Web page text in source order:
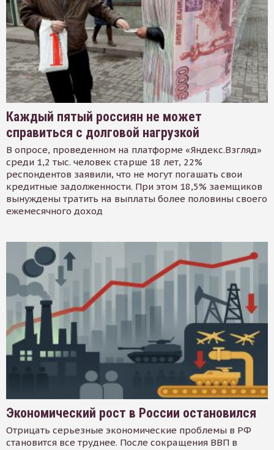
Каждый пятый россиян не может
справиться с долговой нагрузкой
В опросе, проведенном на платформе «Яндекс.Взгляд»
среди 1,2 тыс. человек старше 18 лет, 22%
респондентов заявили, что не могут погашать свои
кредитные задолженности. При этом 18,5% заемщиков
вынуждены тратить на выплаты более половины своего
ежемесячного доход
Экономический рост в России остановился
Отрицать серьезные экономические проблемы в РФ
становится все труднее. После сокращения ВВП в